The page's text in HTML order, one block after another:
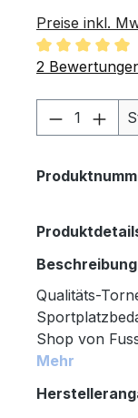
Preise inkl.
2
Produkt
Beschreibung
Qualitäts-
Shop von
Mehr